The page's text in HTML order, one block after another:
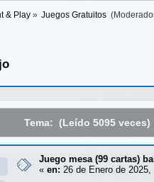
& Play» Juegos Gratuitos
Tema: (Leído 5095 veces)
Juego mesa (99 cartas)
« en: 26 de Enero de 2025,